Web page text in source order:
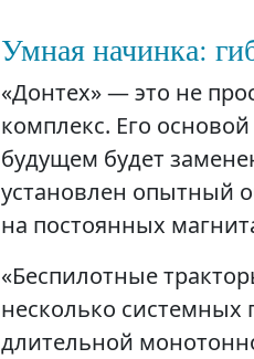
Умная начинка:
«Донтех» — это не
комплекс. Его основой
будущем будет
установлен опытный
на постоянных
«Беспилотные
несколько
длительной